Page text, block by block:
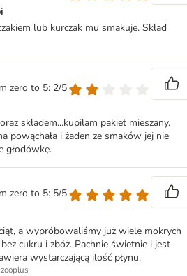
lub kurczak mu smakuje. Skład
zero to 5: 2/5
składem...kupiłam pakiet mieszany.
powąchała i żaden ze smaków jej nie
głodówkę.
zero to 5: 5/5
a wypróbowaliśmy już wiele mokrych
cukru i zbóż. Pachnie świetnie i jest
wystarczającą ilość płynu.